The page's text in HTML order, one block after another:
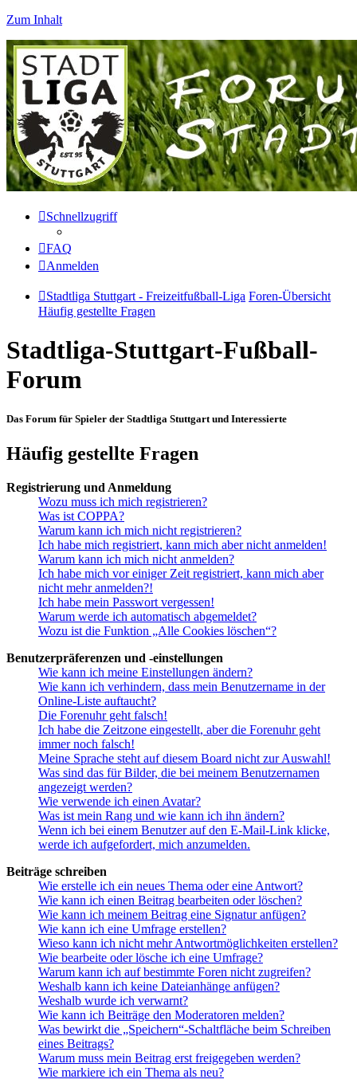
Zum Inhalt
Schnellzugriff
FAQ
Anmelden
Stadtliga Stuttgart - Freizeitfußball-Liga Foren-Übersicht
Häufig gestellte Fragen
Stadtliga-Stuttgart-Fußball-
Forum
Das Forum für Spieler der Stadtliga Stuttgart und Interessierte
Häufig gestellte Fragen
Registrierung und Anmeldung
Wozu muss ich mich registrieren?
Was ist COPPA?
Warum kann ich mich nicht registrieren?
Ich habe mich registriert, kann mich aber nicht anmelden!
Warum kann ich mich nicht anmelden?
Ich habe mich vor einiger Zeit registriert, kann mich aber
nicht mehr anmelden?!
Ich habe mein Passwort vergessen!
Warum werde ich automatisch abgemeldet?
Wozu ist die Funktion „Alle Cookies löschen“?
Benutzerpräferenzen und -einstellungen
Wie kann ich meine Einstellungen ändern?
Wie kann ich verhindern, dass mein Benutzername in der
Online-Liste auftaucht?
Die Forenuhr geht falsch!
Ich habe die Zeitzone eingestellt, aber die Forenuhr geht
immer noch falsch!
Meine Sprache steht auf diesem Board nicht zur Auswahl!
Was sind das für Bilder, die bei meinem Benutzernamen
angezeigt werden?
Wie verwende ich einen Avatar?
Was ist mein Rang und wie kann ich ihn ändern?
Wenn ich bei einem Benutzer auf den E-Mail-Link klicke,
werde ich aufgefordert, mich anzumelden.
Beiträge schreiben
Wie erstelle ich ein neues Thema oder eine Antwort?
Wie kann ich einen Beitrag bearbeiten oder löschen?
Wie kann ich meinem Beitrag eine Signatur anfügen?
Wie kann ich eine Umfrage erstellen?
Wieso kann ich nicht mehr Antwortmöglichkeiten erstellen?
Wie bearbeite oder lösche ich eine Umfrage?
Warum kann ich auf bestimmte Foren nicht zugreifen?
Weshalb kann ich keine Dateianhänge anfügen?
Weshalb wurde ich verwarnt?
Wie kann ich Beiträge den Moderatoren melden?
Was bewirkt die „Speichern“-Schaltfläche beim Schreiben
eines Beitrags?
Warum muss mein Beitrag erst freigegeben werden?
Wie markiere ich ein Thema als neu?